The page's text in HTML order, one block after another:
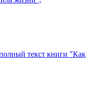
текст книги "Как